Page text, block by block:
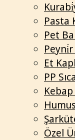
Pasta
Pet
Peyni̇r
Et
PP
Kebap
Özel